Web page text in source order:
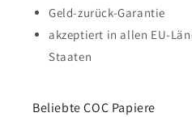
Geld-zurück-Garantie
akzeptiert in allen EU-
Staaten
Beliebte COC Papiere